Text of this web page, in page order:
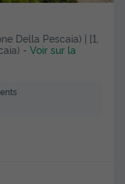
Della Pescaia) | [1,
- Voir sur la